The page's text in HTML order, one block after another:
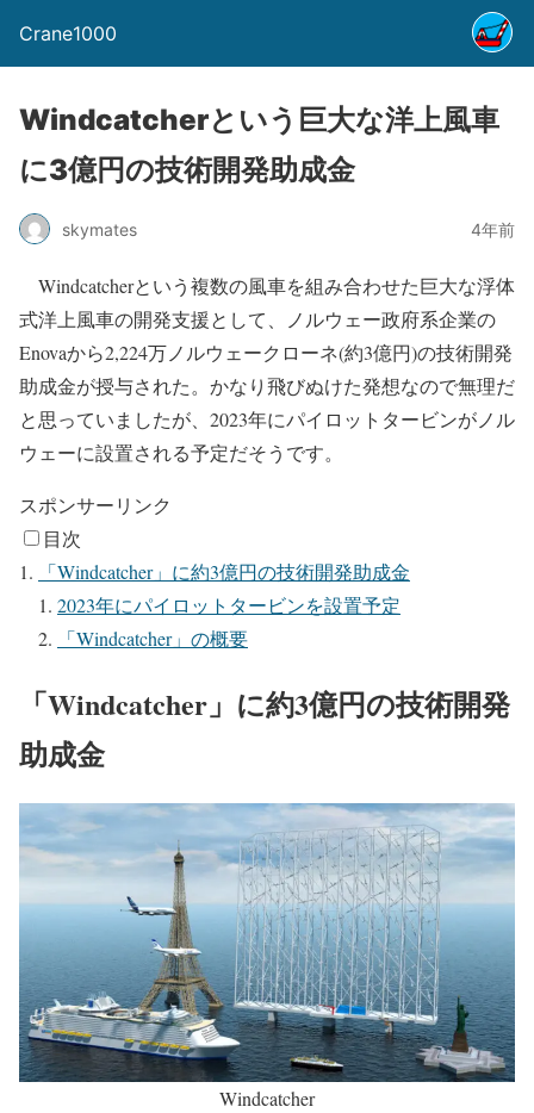
Crane1000
Windcatcherという巨大な洋上風車
に3億円の技術開発助成金
skymates 4年前
Windcatcherという複数の風車を組み合わせた巨大な浮体
式洋上風車の開発支援として、ノルウェー政府系企業の
Enovaから2,224万ノルウェークローネ(約3億円)の技術開発
助成金が授与された。かなり飛びぬけた発想なので無理だ
と思っていましたが、2023年にパイロットタービンがノル
ウェーに設置される予定だそうです。
スポンサーリンク
目次
「Windcatcher」に約3億円の技術開発助成金
2023年にパイロットタービンを設置予定
「Windcatcher」の概要
「Windcatcher」に約3億円の技術開発
助成金
Windcatcher